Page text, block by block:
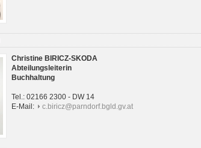
Christine BIRICZ-SKODA
Abteilungsleiterin
Buchhaltung
Tel.: 02166 2300 - DW 14
E-Mail:
c.biricz@parndorf.bgld.gv.at